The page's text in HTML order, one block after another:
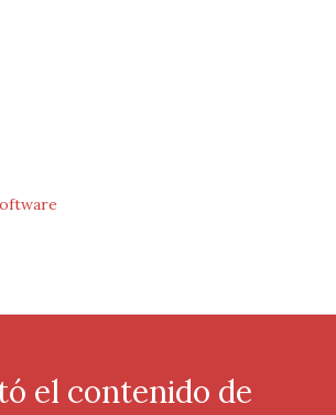
el contenido de